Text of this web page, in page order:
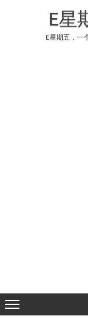
E星
E星期五，一